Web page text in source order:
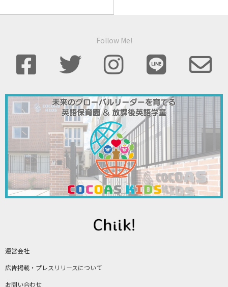
運営会社
広告掲載・プレスリリースについて
お問い合わせ
Follow Me!